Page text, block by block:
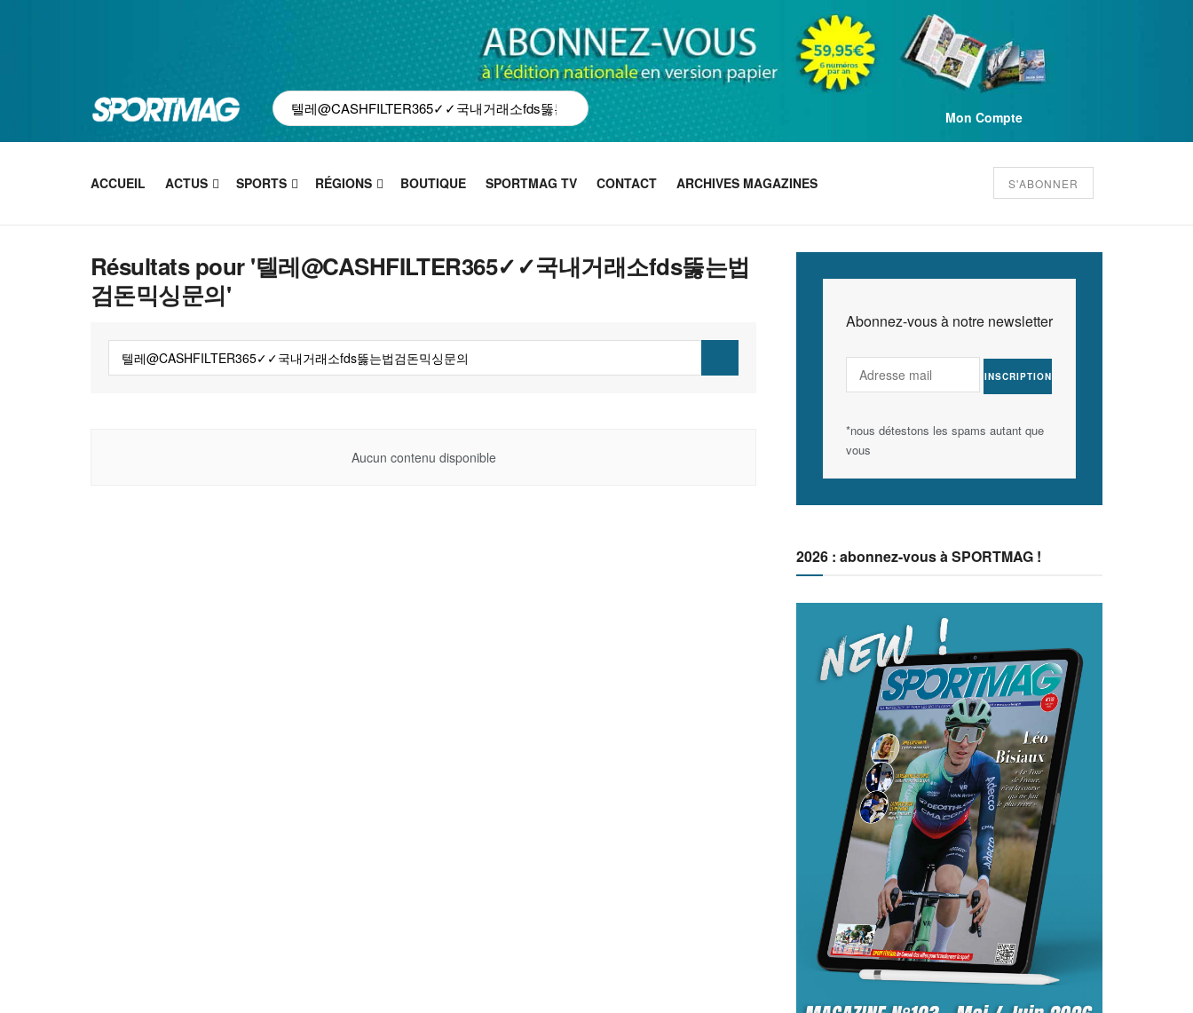
Mon Compte
ACCUEIL ACTUS SPORTS RÉGIONS BOUTIQUE SPORTMAG TV CONTACT ARCHIVES MAGAZINES S'ABONNER
Résultats pour '텔레@CASHFILTER365✓✓국내거래소fds뚫는법
검돈믹싱문의'
Aucun contenu disponible
Abonnez-vous à notre newsletter
*nous détestons les spams autant que
vous
2026 : abonnez-vous à SPORTMAG !